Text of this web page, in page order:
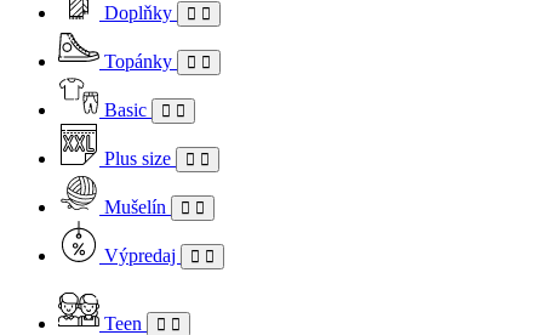
Doplňky
Topánky
Basic
Plus size
Mušelín
Výpredaj
Teen